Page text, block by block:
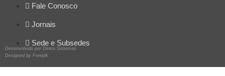
Fale Conosco
Jornais
Sede e Subsedes
Desenvolvido por Direta Sistemas
Designed by Freepik